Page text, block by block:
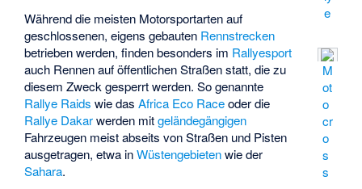
e
M
ot
o
cr
o
s
s
Während die meisten Motorsportarten auf
geschlossenen, eigens gebauten Rennstrecken
betrieben werden, finden besonders im Rallyesport
auch Rennen auf öffentlichen Straßen statt, die zu
diesem Zweck gesperrt werden. So genannte
Rallye Raids wie dasAfrica Eco Raceoder die
Rallye Dakarwerden mitgeländegängigen
Fahrzeugen meist abseits von Straßen und Pisten
ausgetragen, etwa inWüstengebietenwie der
Sahara.